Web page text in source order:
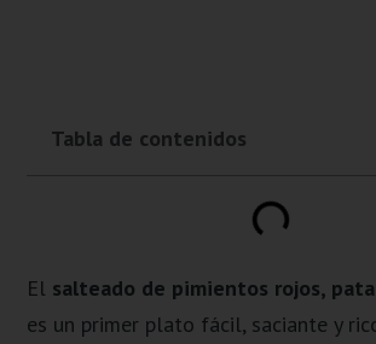
Tabla de contenidos
El salteado de pimientos rojos,
es un primer plato fácil, saciante y